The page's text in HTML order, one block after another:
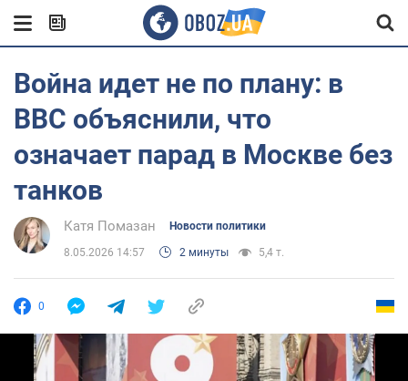
Война идет не по плану: в
ВВС объяснили, что
означает парад в Москве без
танков
Катя Помазан Новости политики
8.05.2026 14:57 2 минуты 5,4 т.
0